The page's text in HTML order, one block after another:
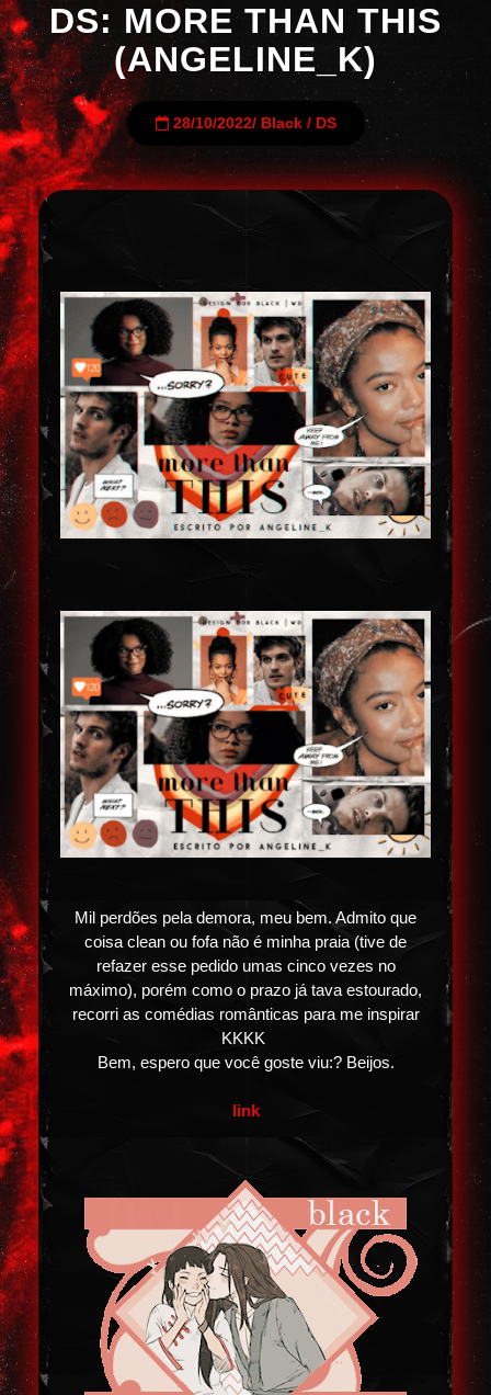
DS: MORE THAN THIS
(ANGELINE_K)
28/10/2022/ Black/ DS
Mil perdões pela demora, meu bem. Admito que
coisa clean ou fofa não é minha praia (tive de
refazer esse pedido umas cinco vezes no
máximo), porém como o prazo já tava estourado,
recorri as comédias românticas para me inspirar
KKKK
Bem, espero que você goste viu:? Beijos.
link